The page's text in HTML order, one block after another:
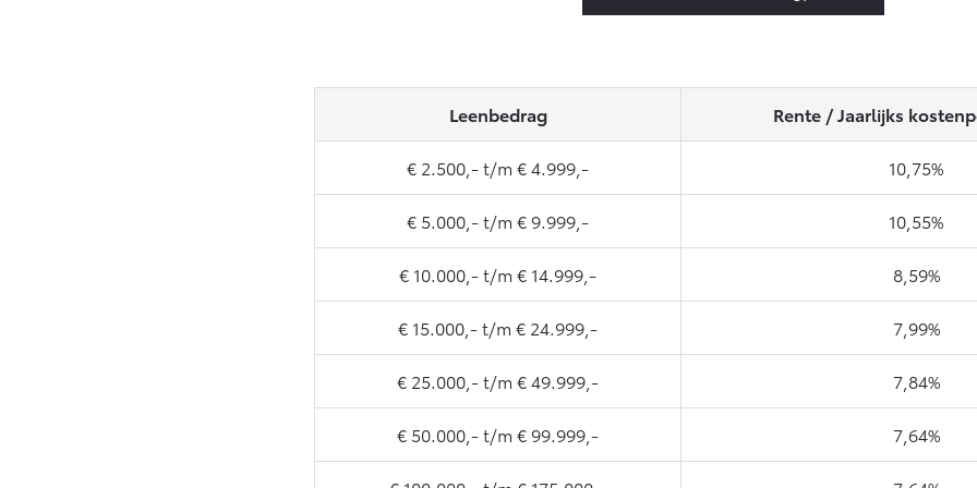
Leenbedrag Rente / Jaarlijks
€ 2.500,- t/m € 4.999,- 10,75%
€ 5.000,- t/m € 9.999,- 10,55%
€ 10.000,- t/m € 14.999,- 8,59%
€ 15.000,- t/m € 24.999,- 7,99%
€ 25.000,- t/m € 49.999,- 7,84%
€ 50.000,- t/m € 99.999,- 7,64%